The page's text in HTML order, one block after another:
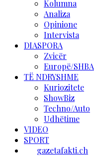
Kolumna
Analiza
Opinione
Intervista
DIASPORA
Zvicër
Europë/SHBA
TË NDRYSHME
Kuriozitete
ShowBiz
Techno/Auto
Udhëtime
VIDEO
SPORT
gazetafakti.ch